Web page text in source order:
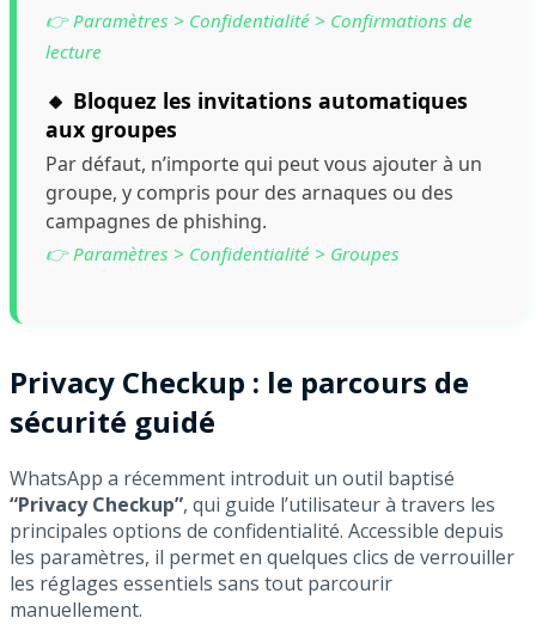
👉 Paramètres > Confidentialité > Confirmations de
lecture
🔸 Bloquez les invitations automatiques
aux groupes
Par défaut, n’importe qui peut vous ajouter à un
groupe, y compris pour des arnaques ou des
campagnes de phishing.
👉 Paramètres > Confidentialité > Groupes
Privacy Checkup : le parcours de
sécurité guidé
WhatsApp a récemment introduit un outil baptisé
“Privacy Checkup”, qui guide l’utilisateur à travers les
principales options de confidentialité. Accessible depuis
les paramètres, il permet en quelques clics de verrouiller
les réglages essentiels sans tout parcourir
manuellement.